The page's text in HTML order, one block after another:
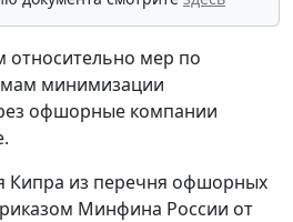
относительно мер по
минимизации
офшорные компании
Кипра из перечня офшорных
Минфина России от